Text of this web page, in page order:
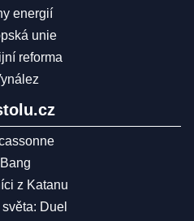
energií
unie
reforma
Bang
z Katanu
Duel